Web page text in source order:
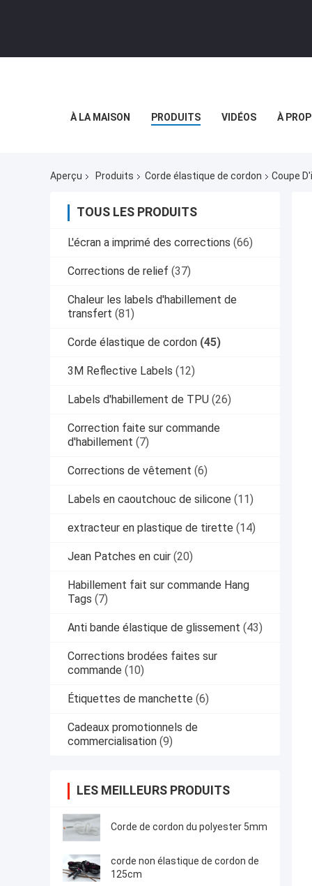
À LA MAISON PRODUITS VIDÉOS À
Aperçu Produits Corde élastique de cordon Coupe
TOUS LES PRODUITS
L'écran a imprimé des corrections (66)
Corrections de relief (37)
Chaleur les labels d'habillement de
transfert (81)
Corde élastique de cordon (45)
3M Reflective Labels (12)
Labels d'habillement de TPU (26)
Correction faite sur commande
d'habillement (7)
Corrections de vêtement (6)
Labels en caoutchouc de silicone (11)
extracteur en plastique de tirette (14)
Jean Patches en cuir (20)
Habillement fait sur commande Hang
Tags (7)
Anti bande élastique de glissement (43)
Corrections brodées faites sur
commande (10)
Étiquettes de manchette (6)
Cadeaux promotionnels de
commercialisation (9)
LES MEILLEURS PRODUITS
Corde de cordon du polyester 5mm
corde non élastique de cordon de
125cm